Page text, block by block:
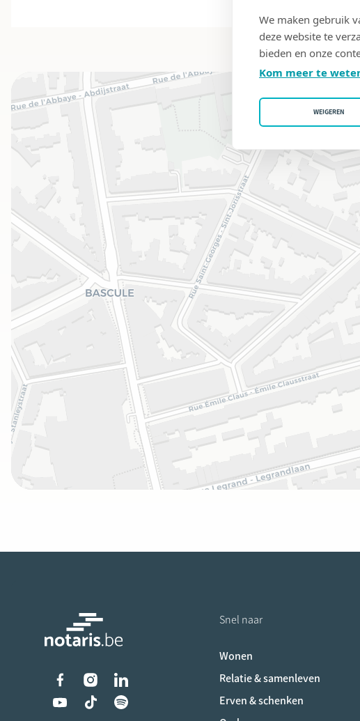
Liens vers les réseaux sociaux
Snel naar
Wonen
Relatie & samenleven
Erven & schenken
We maken gebruik
deze website te
bieden en onze
Kom meer te
WEIGEREN